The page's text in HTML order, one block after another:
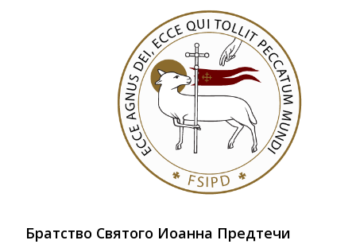
Братство Святого Иоанна Предтечи